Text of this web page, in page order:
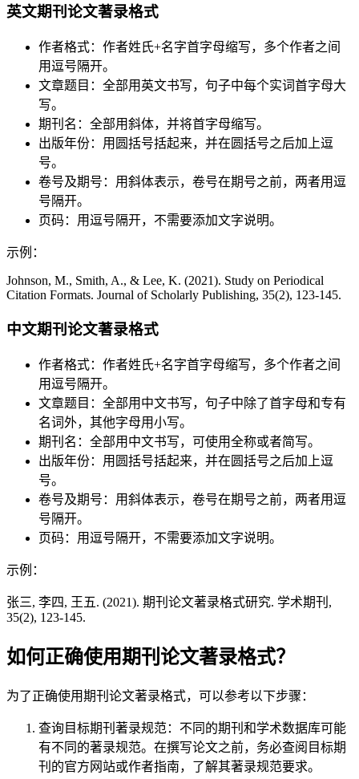
英文期刊论文著录格式
作者格式：作者姓氏+名字首字母缩写，多个作者之间
用逗号隔开。
文章题目：全部用英文书写，句子中每个实词首字母大
写。
期刊名：全部用斜体，并将首字母缩写。
出版年份：用圆括号括起来，并在圆括号之后加上逗
号。
卷号及期号：用斜体表示，卷号在期号之前，两者用逗
号隔开。
页码：用逗号隔开，不需要添加文字说明。
示例：
Johnson, M., Smith, A., & Lee, K. (2021). Study on Periodical
Citation Formats. Journal of Scholarly Publishing, 35(2), 123-145.
中文期刊论文著录格式
作者格式：作者姓氏+名字首字母缩写，多个作者之间
用逗号隔开。
文章题目：全部用中文书写，句子中除了首字母和专有
名词外，其他字母用小写。
期刊名：全部用中文书写，可使用全称或者简写。
出版年份：用圆括号括起来，并在圆括号之后加上逗
号。
卷号及期号：用斜体表示，卷号在期号之前，两者用逗
号隔开。
页码：用逗号隔开，不需要添加文字说明。
示例：
张三, 李四, 王五. (2021). 期刊论文著录格式研究. 学术期刊,
35(2), 123-145.
如何正确使用期刊论文著录格式？
为了正确使用期刊论文著录格式，可以参考以下步骤：
查询目标期刊著录规范：不同的期刊和学术数据库可能
有不同的著录规范。在撰写论文之前，务必查阅目标期
刊的官方网站或作者指南，了解其著录规范要求。